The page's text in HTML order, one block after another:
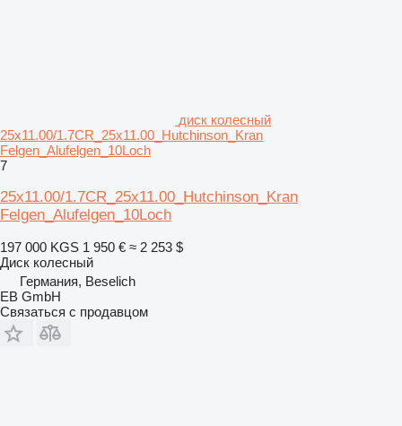
диск колесный
25x11.00/1.7CR_25x11.00_Hutchinson_Kran
Felgen_Alufelgen_10Loch
7
25x11.00/1.7CR_25x11.00_Hutchinson_Kran
Felgen_Alufelgen_10Loch
197 000 KGS 1 950 € ≈ 2 253 $
Диск колесный
Германия, Beselich
EB GmbH
Связаться с продавцом